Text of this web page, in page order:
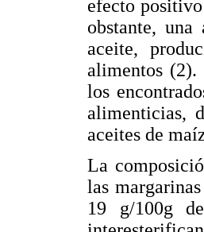
efecto
obstante,
aceite,
alimentos (2).
los
alimenticias,
aceites de
La
las
19 g/100g